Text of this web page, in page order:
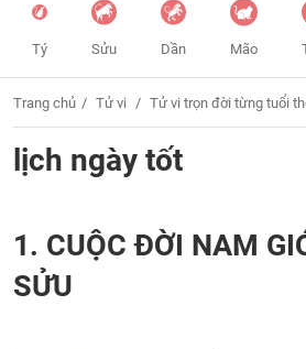
Tý Sửu Dần Mão
Trang chủ Tử vi Tử vi trọn đời từng tuổi
lịch ngày tốt
1. CUỘC ĐỜI NAM
SỬU